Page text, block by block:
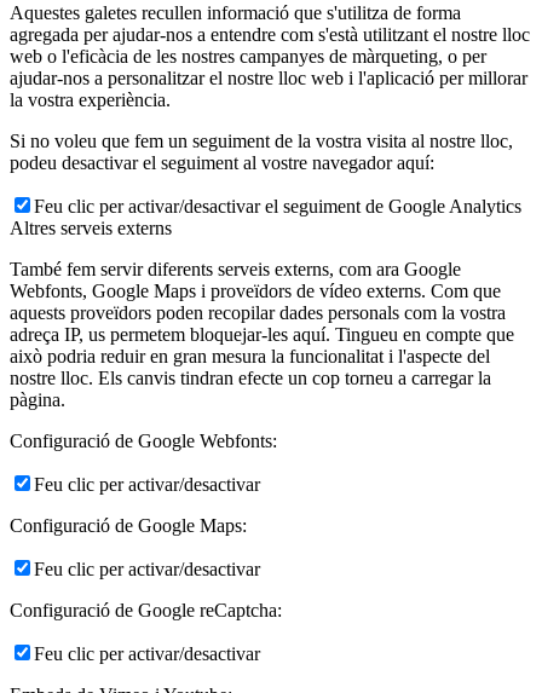
Aquestes galetes recullen informació que s'utilitza de forma
agregada per ajudar-nos a entendre com s'està utilitzant el nostre lloc
web o l'eficàcia de les nostres campanyes de màrqueting, o per
ajudar-nos a personalitzar el nostre lloc web i l'aplicació per millorar
la vostra experiència.
Si no voleu que fem un seguiment de la vostra visita al nostre lloc,
podeu desactivar el seguiment al vostre navegador aquí:
Feu clic per activar/desactivar el seguiment de Google Analytics
Altres serveis externs
També fem servir diferents serveis externs, com ara Google
Webfonts, Google Maps i proveïdors de vídeo externs. Com que
aquests proveïdors poden recopilar dades personals com la vostra
adreça IP, us permetem bloquejar-les aquí. Tingueu en compte que
això podria reduir en gran mesura la funcionalitat i l'aspecte del
nostre lloc. Els canvis tindran efecte un cop torneu a carregar la
pàgina.
Configuració de Google Webfonts:
Feu clic per activar/desactivar
Configuració de Google Maps:
Feu clic per activar/desactivar
Configuració de Google reCaptcha:
Feu clic per activar/desactivar